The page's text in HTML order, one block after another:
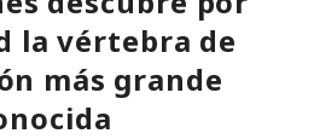
la vértebra de
más grande